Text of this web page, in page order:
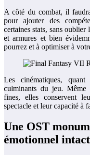
A côté du combat, il
pour ajouter des
certaines stats, sans oublier
et armures et bien
pourrez et à optimiser à
Les cinématiques,
culminants du jeu. Même
fines, elles conservent
spectacle et leur capacité à
Une OST
émotionnel intact